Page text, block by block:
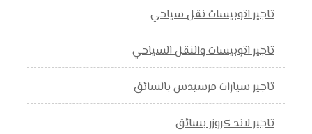
تاجير اتوبيسات نقل سياحي
تاجير اتوبيسات والنقل السياحي
تاجير سيارات مرسيدس بالسائق
تاجير لاند كروزر بسائق